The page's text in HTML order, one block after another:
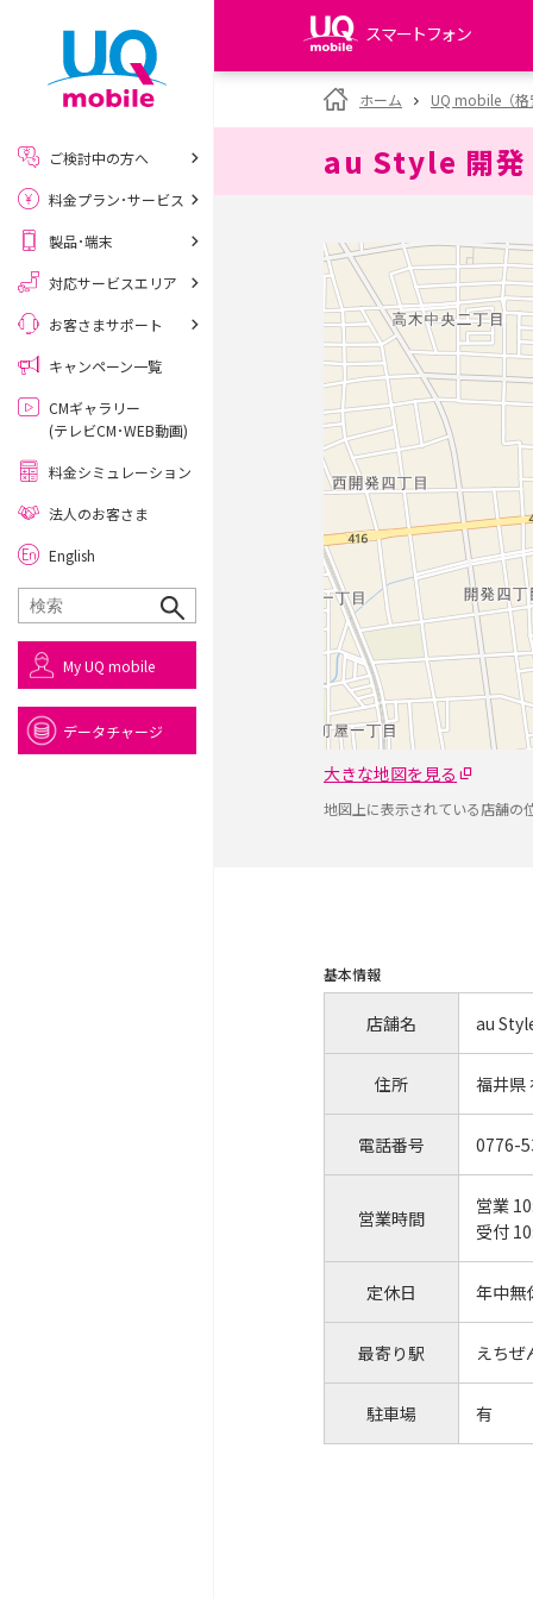
スマートフォン
my UQ WiMAX
UQ WiMAX ご契約の方
My UQ mobile
UQ mobile
データチャージサイト
ホーム UQ mobile（
au Style 開発
大きな地図を見る
地図上に表示されている店舗の
基本情報
店舗名 au
住所 福井県
電話番号 0776-
営業時間
営業
受付
定休日 年中無
最寄り駅 えち
駐車場 有
ご検討中の方へ
料金プラン･サービス
製品･端末
対応サービスエリア
お客さまサポート
キャンペーン一覧
CMギャラリー
(テレビCM･WEB動画)
料金シミュレーション
法人のお客さま
English
My UQ mobile
データチャージ